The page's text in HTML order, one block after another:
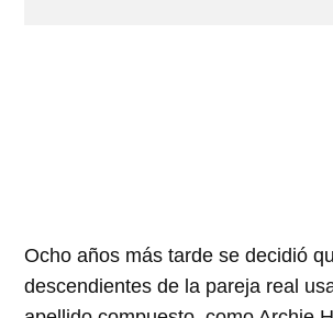
Ocho años más tarde se decidió
descendientes de la pareja real